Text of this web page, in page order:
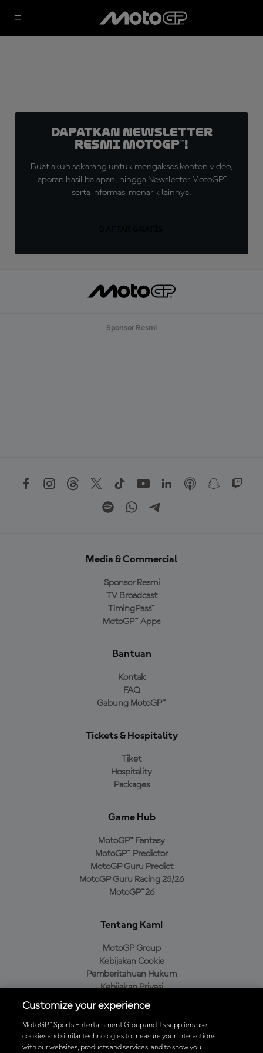
Dapatkan Newsletter
Resmi MotoGP™!
Buat akun sekarang untuk mengakses konten video,
laporan hasil balapan, hingga Newsletter MotoGP™
serta informasi menarik lainnya.
Sponsor Resmi
Media & Commercial
Sponsor Resmi
TV Broadcast
TimingPass™
MotoGP™ Apps
Bantuan
Kontak
FAQ
Gabung MotoGP™
Tickets & Hospitality
Tiket
Hospitality
Packages
Game Hub
MotoGP™ Fantasy
MotoGP™ Predictor
MotoGP Guru Predict
MotoGP Guru Racing 25/26
MotoGP™26
Tentang Kami
MotoGP Group
Kebijakan Cookie
Pemberitahuan Hukum
Kebijakan Privasi
Kebijakan Pembelian
Unduh Aplikasi Resmi MotoGP™
Customize your experience
MotoGP™ Sports Entertainment Group and its suppliers use
cookies and similar technologies to measure your interactions
with our websites, products and services, and to show you